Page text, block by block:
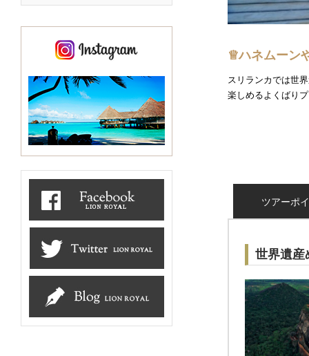
♕ハネムーン
スリランカでは世
楽しめるよくばり
ツアーポ
世界遺産